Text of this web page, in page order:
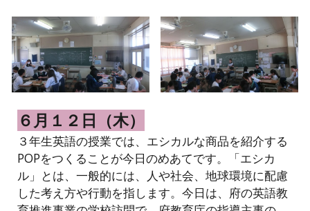
６月１２日（木）
３年生英語の授業では、エシカルな商品を紹介する
POPをつくることが今日のめあてです。「エシカ
ル」とは、一般的には、人や社会、地球環境に配慮
した考え方や行動を指します。今日は、府の英語教